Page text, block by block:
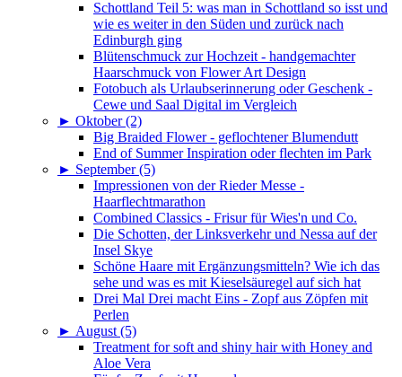
Schottland Teil 5: was man in Schottland so isst und
wie es weiter in den Süden und zurück nach
Edinburgh ging
Blütenschmuck zur Hochzeit - handgemachter
Haarschmuck von Flower Art Design
Fotobuch als Urlaubserinnerung oder Geschenk -
Cewe und Saal Digital im Vergleich
► Oktober (2)
Big Braided Flower - geflochtener Blumendutt
End of Summer Inspiration oder flechten im Park
► September (5)
Impressionen von der Rieder Messe -
Haarflechtmarathon
Combined Classics - Frisur für Wies'n und Co.
Die Schotten, der Linksverkehr und Nessa auf der
Insel Skye
Schöne Haare mit Ergänzungsmitteln? Wie ich das
sehe und was es mit Kieselsäuregel auf sich hat
Drei Mal Drei macht Eins - Zopf aus Zöpfen mit
Perlen
► August (5)
Treatment for soft and shiny hair with Honey and
Aloe Vera